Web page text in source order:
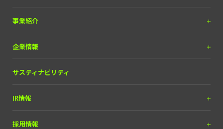
プレスリリース
掲載実績
事業紹介
DX＆マーケティング
メディア＆ソリューション
企業情報
理念と経営方針
会社概要
サスティナビリティ
IR情報
IRライブラリー
採用情報